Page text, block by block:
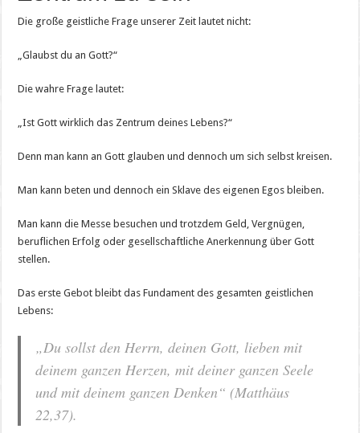
Die große geistliche Frage unserer Zeit lautet nicht:
„Glaubst du an Gott?“
Die wahre Frage lautet:
„Ist Gott wirklich das Zentrum deines Lebens?“
Denn man kann an Gott glauben und dennoch um sich selbst kreisen.
Man kann beten und dennoch ein Sklave des eigenen Egos bleiben.
Man kann die Messe besuchen und trotzdem Geld, Vergnügen,
beruflichen Erfolg oder gesellschaftliche Anerkennung über Gott
stellen.
Das erste Gebot bleibt das Fundament des gesamten geistlichen
Lebens:
„Du sollst den Herrn, deinen Gott, lieben mit
deinem ganzen Herzen, mit deiner ganzen Seele
und mit deinem ganzen Denken“ (Matthäus
22,37).